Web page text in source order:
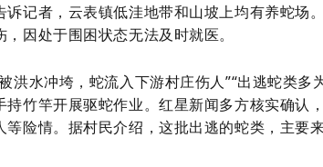
诉记者 ， 云表镇低洼地带和山坡上均有养蛇场
因处于围困状态无法及时就医。
洪水冲垮，蛇流入下游村庄伤人”“出逃蛇类
持竹竿开展驱蛇作业。红星新闻多方核实确认
险情。据村民介绍，这批出逃的蛇类，主要